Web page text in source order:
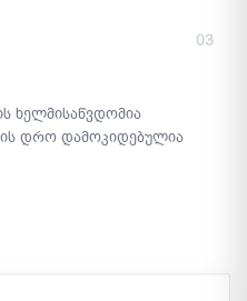
03
ხელმისაწვდომია
დრო დამოკიდებულია